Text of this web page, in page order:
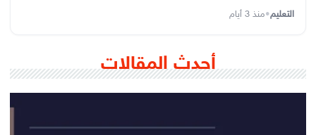
التعليم•منذ 3 أيام
أحدث المقالات